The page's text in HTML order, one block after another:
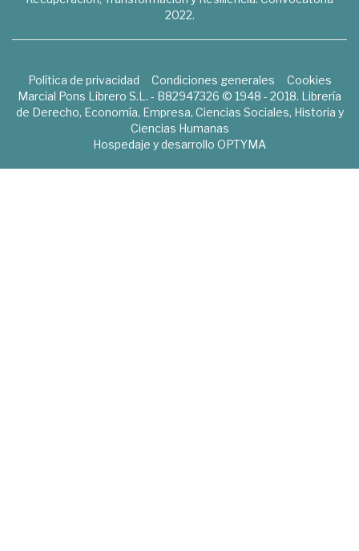
2022.
Política de privacidad Condiciones generales
Cookies
Marcial Pons Librero S.L. - B82947326 © 1948 - 2018. Librería
de Derecho, Economía, Empresa, Ciencias Sociales, Historia y
Ciencias Humanas
Hospedaje y desarrollo OPTYMA